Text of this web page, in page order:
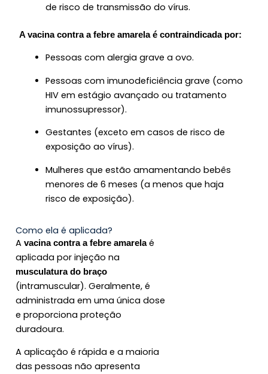
de risco de transmissão do vírus.
A vacina contra a febre amarela é contraindicada por:
Pessoas com alergia grave a ovo.
Pessoas com imunodeficiência grave (como
HIV em estágio avançado ou tratamento
imunossupressor).
Gestantes (exceto em casos de risco de
exposição ao vírus).
Mulheres que estão amamentando bebês
menores de 6 meses (a menos que haja
risco de exposição).
Como ela é aplicada?
Avacina contra a febre amarelaé
aplicada por injeção na
musculatura do braço
(intramuscular). Geralmente, é
administrada em uma única dose
e proporciona proteção
duradoura.
A aplicação é rápida e a maioria
das pessoas não apresenta